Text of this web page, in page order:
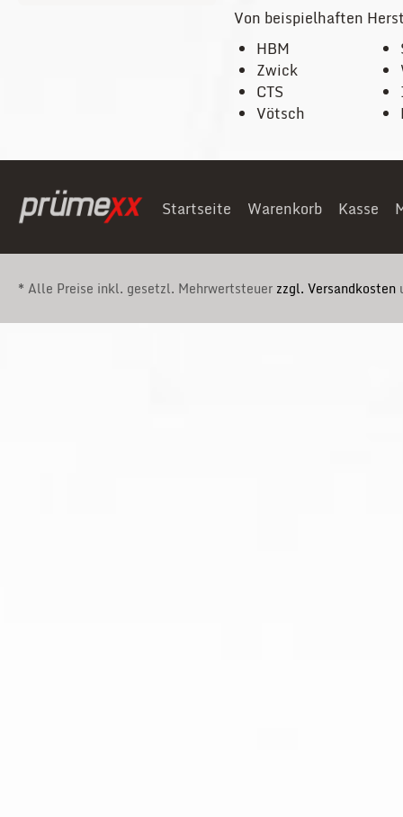
Von beispielhaften
HBM
Zwick
CTS
Vötsch
Startseite Warenkorb Kasse
* Alle Preise inkl. gesetzl. Mehrwertsteuer zzgl. Versandkosten